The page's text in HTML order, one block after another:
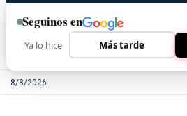
8/8/2026
Seguinos en
Ya lo hice Más tarde